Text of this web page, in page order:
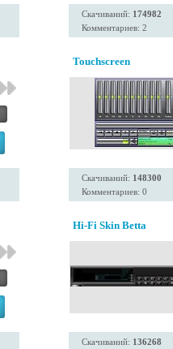
Скачиваний: 174982
Комментариев: 2
Touchscreen
Скачиваний: 148300
Комментариев: 0
Hi-Fi Skin Betta
Скачиваний: 136268